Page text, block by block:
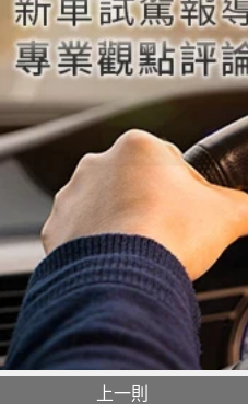
上一則